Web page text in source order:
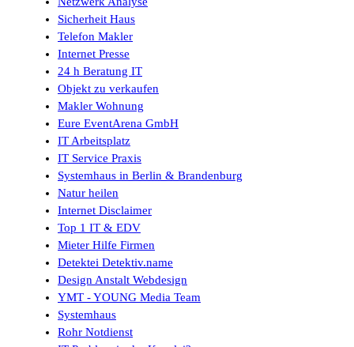
Sicherheit Haus
Telefon Makler
Internet Presse
24 h Beratung IT
Objekt zu verkaufen
Makler Wohnung
Eure EventArena GmbH
IT Arbeitsplatz
IT Service Praxis
Systemhaus in Berlin & Brandenburg
Natur heilen
Internet Disclaimer
Top 1 IT & EDV
Mieter Hilfe Firmen
Detektei Detektiv.name
Design Anstalt Webdesign
YMT - YOUNG Media Team
Systemhaus
Rohr Notdienst